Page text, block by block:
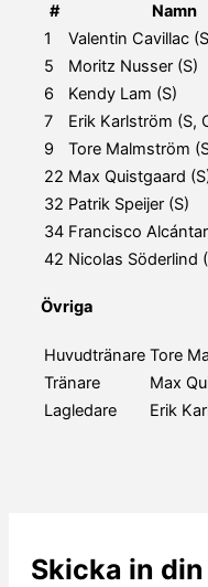
#
Namn
1
Valentin Cavillac
5
Moritz Nusser (S)
6
Kendy Lam (S)
7
Erik Karlström (S,
9
Tore Malmström
22 Max Quistgaard
32 Patrik Speijer (S)
34 Francisco
42 Nicolas Söderlind
Övriga
Huvudtränare Tore
Tränare
Max
Lagledare
Erik
Skicka in